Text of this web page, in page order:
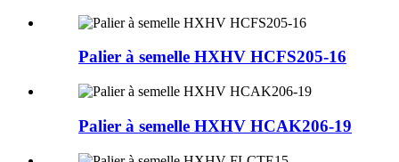
Palier à semelle HXHV HCFS205-16
Palier à semelle HXHV HCAK206-19